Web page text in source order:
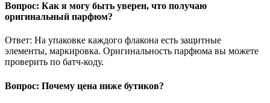
Вопрос: Как я могу быть уверен, что получаю
оригинальный парфюм?
Ответ: На упаковке каждого флакона есть защитные
элементы, маркировка. Оригинальность парфюма вы можете
проверить по батч-коду.
Вопрос: Почему цена ниже бутиков?